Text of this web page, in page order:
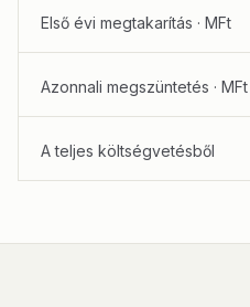
Első évi megtakarítás · MFt
Azonnali megszüntetés · MFt
A teljes költségvetésből